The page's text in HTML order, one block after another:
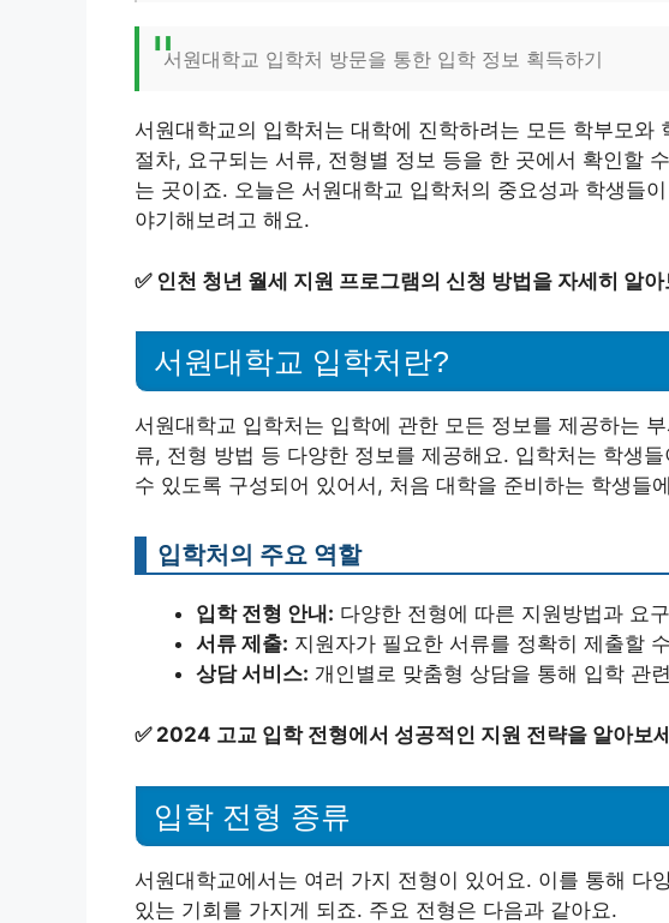
서원대학교 입학처 방문을 통한 입학 정보 획득하기
서원대학교의 입학처는 대학에 진학하려는 모든 학부모와
절차, 요구되는 서류, 전형별 정보 등을 한 곳에서 확인할
는 곳이죠. 오늘은 서원대학교 입학처의 중요성과 학생들
야기해보려고 해요.
✅ 인천 청년 월세 지원 프로그램의 신청 방법을 자세히 알
서원대학교 입학처란?
서원대학교 입학처는 입학에 관한 모든 정보를 제공하는
류, 전형 방법 등 다양한 정보를 제공해요. 입학처는 학생
수 있도록 구성되어 있어서, 처음 대학을 준비하는 학생들
입학처의 주요 역할
입학 전형 안내: 다양한 전형에 따른 지원방법과 요
서류 제출: 지원자가 필요한 서류를 정확히 제출할
상담 서비스: 개인별로 맞춤형 상담을 통해 입학 관
✅ 2024 고교 입학 전형에서 성공적인 지원 전략을 알아보
입학 전형 종류
서원대학교에서는 여러 가지 전형이 있어요. 이를 통해 다
있는 기회를 가지게 되죠. 주요 전형은 다음과 같아요.